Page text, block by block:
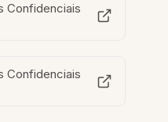
Confidenciais
Confidenciais